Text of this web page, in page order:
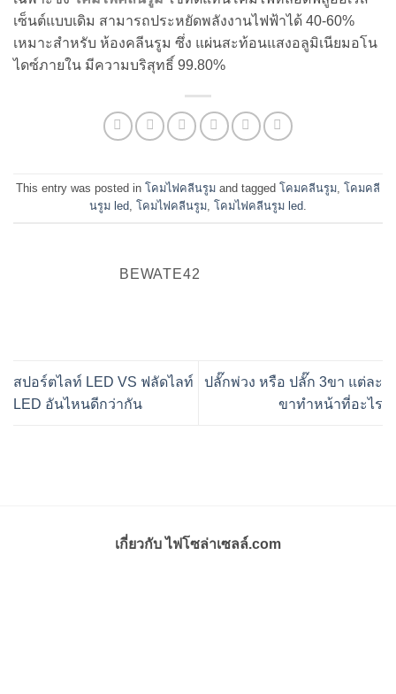
เซ็นต์แบบเดิม สามารถประหยัดพลังงานไฟฟ้าได้ 40-60%
เหมาะสำหรับ ห้องคลีนรูม ซึ่ง แผ่นสะท้อนแสงอลูมิเนียมอโน
ไดซ์ภายใน มีความบริสุทธิ์ 99.80%
This entry was posted in โคมไฟคลีนรูม and tagged โคมคลีนรูม, โคมคลี
นรูม led, โคมไฟคลีนรูม, โคมไฟคลีนรูม led.
BEWATE42
สปอร์ตไลท์ LED VS ฟลัดไลท์
LED อันไหนดีกว่ากัน
ปลั๊กพ่วง หรือ ปลั๊ก 3ขา แต่ละ
ขาทำหน้าที่อะไร
เกี่ยวกับ ไฟโซล่าเซลล์.com